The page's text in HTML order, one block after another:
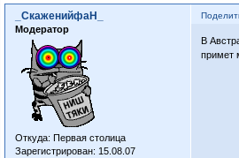
_СкаженийфаН_
Модератор
Откуда: Первая столица
Зарегистрирован: 15.08.07
В
примет